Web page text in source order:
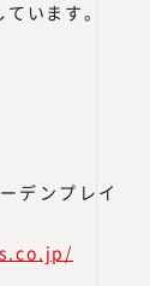
います。
デンプレイ